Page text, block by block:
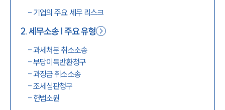
- 기업의 주요 세무 리스크
2.세무소송 | 주요 유형
-과세처분 취소소송
-부당이득반환청구
-과징금 취소소송
-조세심판청구
- 헌법소원